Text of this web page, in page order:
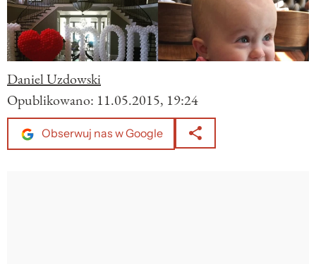
Daniel Uzdowski
Opublikowano: 11.05.2015, 19:24
Obserwuj nas w Google